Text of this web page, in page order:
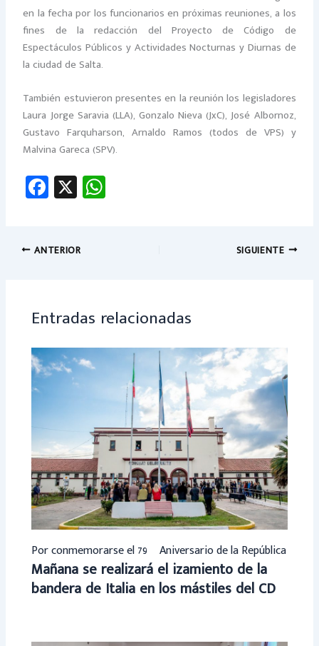
en la fecha por los funcionarios en próximas reuniones, a los
fines de la redacción del Proyecto de Código de
Espectáculos Públicos y Actividades Nocturnas y Diurnas de
la ciudad de Salta.
También estuvieron presentes en la reunión los legisladores
Laura Jorge Saravia (LLA), Gonzalo Nieva (JxC), José Albornoz,
Gustavo Farquharson, Arnaldo Ramos (todos de VPS) y
Malvina Gareca (SPV).
Fa
ce
o
X
ANTERIOR SIGUIENTE
Entradas relacionadas
Por conmemorarse el 79º Aniversario de la República
Mañana se realizará el izamiento de la
bandera de Italia en los mástiles del CD